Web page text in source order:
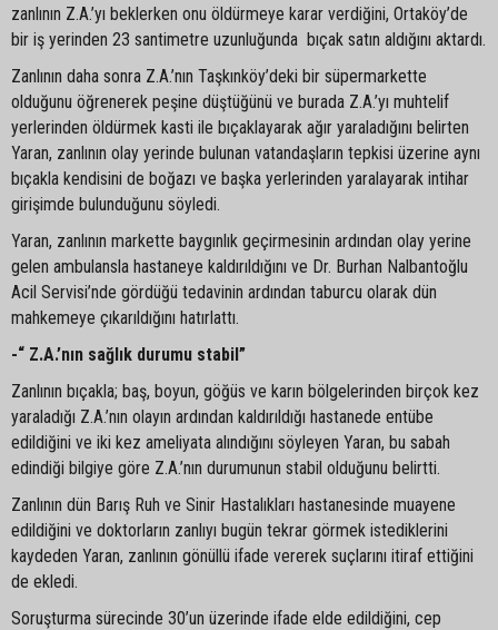
zanlının Z.A.’yı beklerken onu öldürmeye karar verdiğini, Ortaköy’de
bir iş yerinden 23 santimetre uzunluğunda bıçak satın aldığını aktardı.
Zanlının daha sonra Z.A.’nın Taşkınköy’deki bir süpermarkette
olduğunu öğrenerek peşine düştüğünü ve burada Z.A.’yı muhtelif
yerlerinden öldürmek kasti ile bıçaklayarak ağır yaraladığını belirten
Yaran, zanlının olay yerinde bulunan vatandaşların tepkisi üzerine aynı
bıçakla kendisini de boğazı ve başka yerlerinden yaralayarak intihar
girişimde bulunduğunu söyledi.
Yaran, zanlının markette baygınlık geçirmesinin ardından olay yerine
gelen ambulansla hastaneye kaldırıldığını ve Dr. Burhan Nalbantoğlu
Acil Servisi’nde gördüğü tedavinin ardından taburcu olarak dün
mahkemeye çıkarıldığını hatırlattı.
-“ Z.A.’nın sağlık durumu stabil”
Zanlının bıçakla; baş, boyun, göğüs ve karın bölgelerinden birçok kez
yaraladığı Z.A.’nın olayın ardından kaldırıldığı hastanede entübe
edildiğini ve iki kez ameliyata alındığını söyleyen Yaran, bu sabah
edindiği bilgiye göre Z.A.’nın durumunun stabil olduğunu belirtti.
Zanlının dün Barış Ruh ve Sinir Hastalıkları hastanesinde muayene
edildiğini ve doktorların zanlıyı bugün tekrar görmek istediklerini
kaydeden Yaran, zanlının gönüllü ifade vererek suçlarını itiraf ettiğini
de ekledi.
Soruşturma sürecinde 30’un üzerinde ifade elde edildiğini, cep